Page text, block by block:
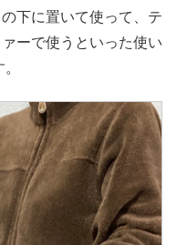
下に置いて使って、テ
ーで使うといった使い